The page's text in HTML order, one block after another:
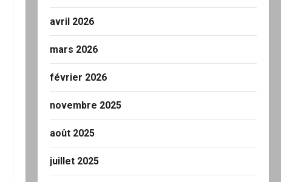
avril 2026
mars 2026
février 2026
novembre 2025
août 2025
juillet 2025